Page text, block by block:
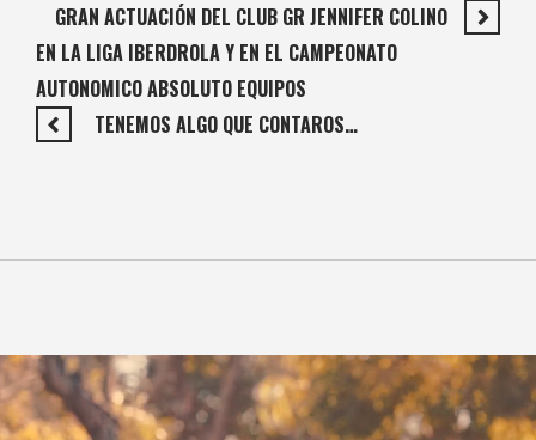
GRAN ACTUACIÓN DEL CLUB GR JENNIFER COLINO
EN LA LIGA IBERDROLA Y EN EL CAMPEONATO
AUTONOMICO ABSOLUTO EQUIPOS
️ TENEMOS ALGO QUE CONTAROS…